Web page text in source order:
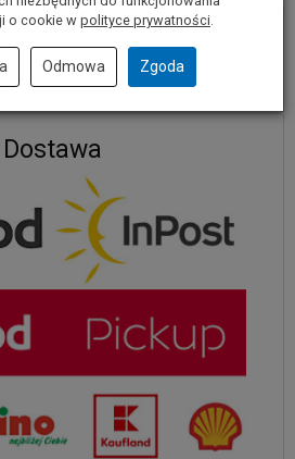
Dostawa
o cookie w polityce prywatności
Odmowa Zgoda